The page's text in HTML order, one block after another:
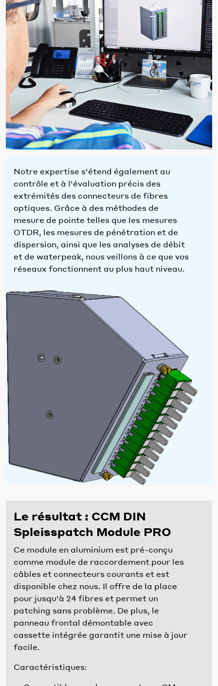
Notre expertise s'étend également au
contrôle et à l'évaluation précis des
extrémités des connecteurs de fibres
optiques. Grâce à des méthodes de
mesure de pointe telles que les mesures
OTDR, les mesures de pénétration et de
dispersion, ainsi que les analyses de débit
et de waterpeak, nous veillons à ce que vos
réseaux fonctionnent au plus haut niveau.
Le résultat : CCM DIN
Spleisspatch Module PRO
Ce module en aluminium est pré-conçu
comme module de raccordement pour les
câbles et connecteurs courants et est
disponible chez nous. Il offre de la place
pour jusqu'à 24 fibres et permet un
patching sans problème. De plus, le
panneau frontal démontable avec
cassette intégrée garantit une mise à jour
facile.
Caractéristiques: